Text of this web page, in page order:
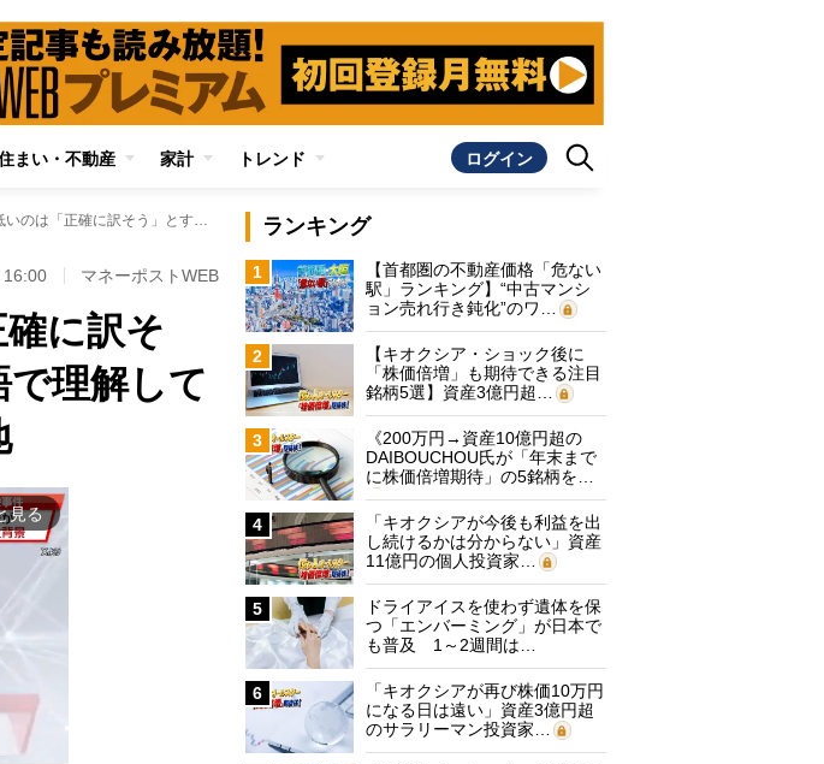
まい・不動産 家計 トレンド ログイン
日本人の英語能力が低いのは「正確に訳そう」とするから 目指すは「英語で理解しているから日本語に訳せない」境地
16:00 マネーポストWEB
に訳そ
理解して
見る
ランキング
1
【首都圏の不動産価格「危ない
駅」ランキング】“中古マンシ
ョン売れ行き鈍化”のワ…
2
【キオクシア・ショック後に
「株価倍増」も期待できる注目
銘柄5選】資産3億円超…
3
《200万円→資産10億円超の
DAIBOUCHOU氏が「年末まで
に株価倍増期待」の5銘柄を…
4
「キオクシアが今後も利益を出
し続けるかは分からない」資産
11億円の個人投資家…
5
ドライアイスを使わず遺体を保
つ「エンバーミング」が日本で
も普及 1～2週間は…
6
「キオクシアが再び株価10万円
になる日は遠い」資産3億円超
のサラリーマン投資家…